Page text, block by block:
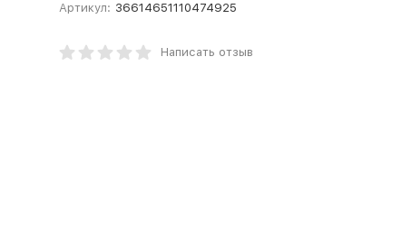
Артикул: 36614651110474925
Написать отзыв